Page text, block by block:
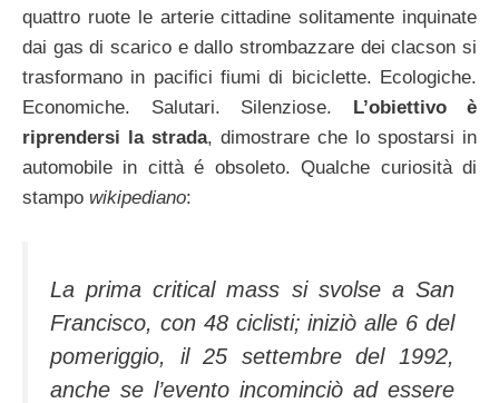
quattro ruote le arterie cittadine solitamente inquinate
dai gas di scarico e dallo strombazzare dei clacson si
trasformano in pacifici fiumi di biciclette. Ecologiche.
Economiche. Salutari. Silenziose. L’obiettivo è
riprendersi la strada, dimostrare che lo spostarsi in
automobile in città é obsoleto. Qualche curiosità di
stampo wikipediano:
La prima critical mass si svolse a San
Francisco, con 48 ciclisti; iniziò alle 6 del
pomeriggio, il 25 settembre del 1992,
anche se l’evento incominciò ad essere